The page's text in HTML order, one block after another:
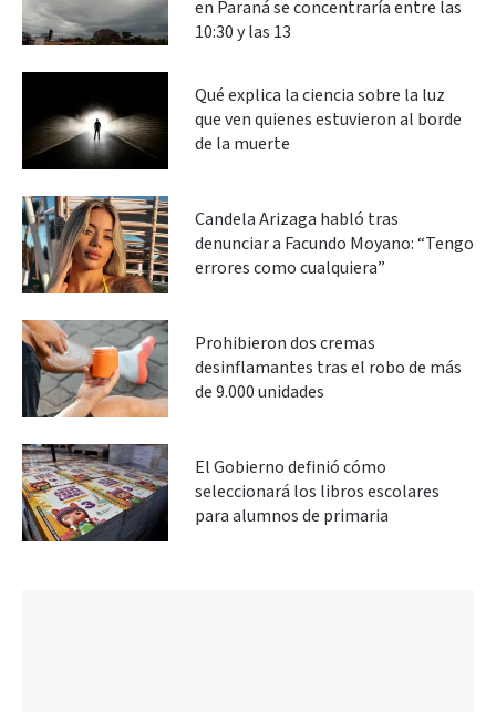
en Paraná se concentraría entre las
10:30 y las 13
Qué explica la ciencia sobre la luz
que ven quienes estuvieron al borde
de la muerte
Candela Arizaga habló tras
denunciar a Facundo Moyano: “Tengo
errores como cualquiera”
Prohibieron dos cremas
desinflamantes tras el robo de más
de 9.000 unidades
El Gobierno definió cómo
seleccionará los libros escolares
para alumnos de primaria